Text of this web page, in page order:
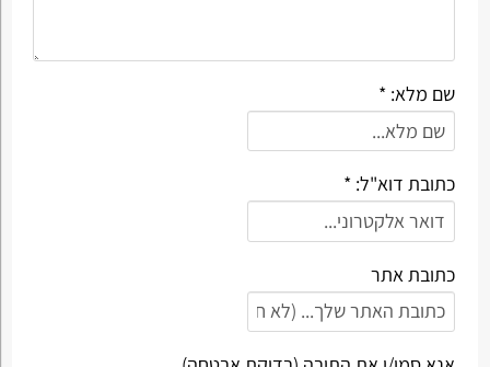
שם מלא: *
כתובת דוא"ל: *
כתובת אתר